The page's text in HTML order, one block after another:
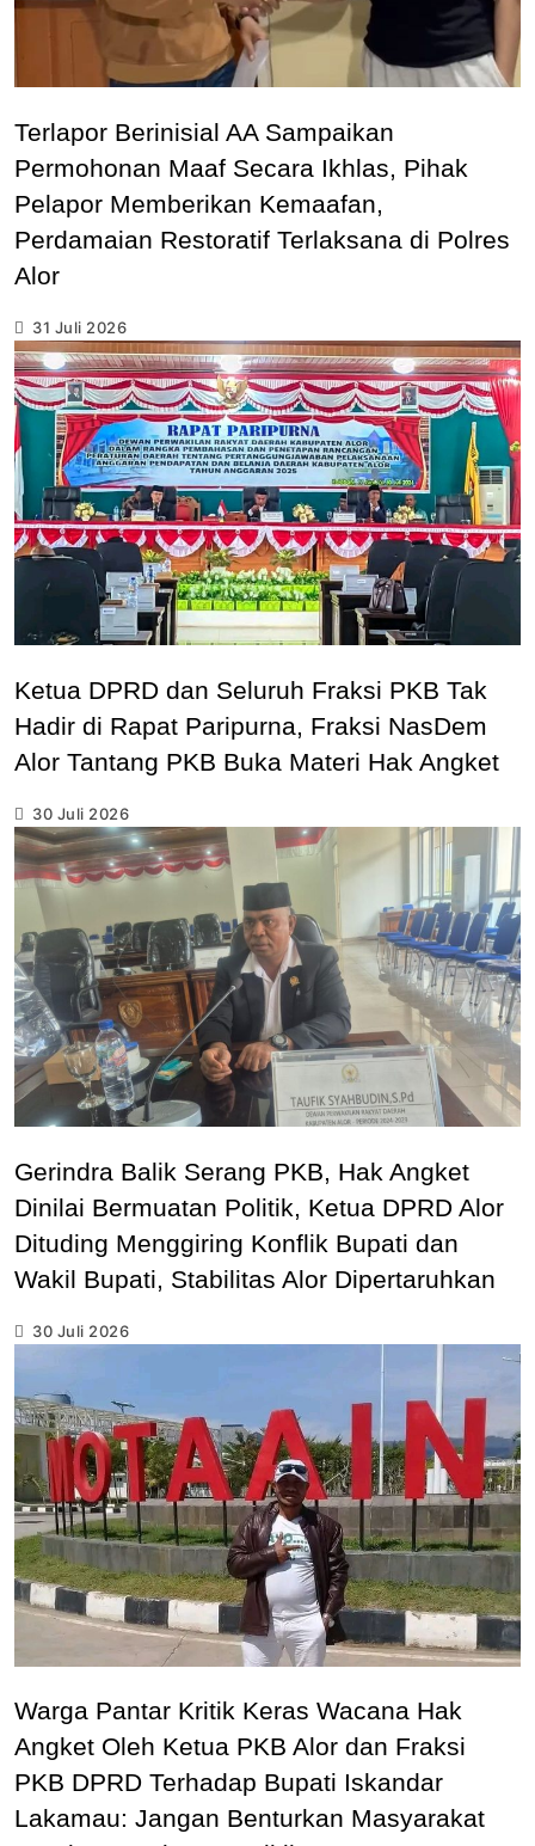
Terlapor Berinisial AA Sampaikan
Permohonan Maaf Secara Ikhlas, Pihak
Pelapor Memberikan Kemaafan,
Perdamaian Restoratif Terlaksana di Polres
Alor
31 Juli 2026
Ketua DPRD dan Seluruh Fraksi PKB Tak
Hadir di Rapat Paripurna, Fraksi NasDem
Alor Tantang PKB Buka Materi Hak Angket
30 Juli 2026
Gerindra Balik Serang PKB, Hak Angket
Dinilai Bermuatan Politik, Ketua DPRD Alor
Dituding Menggiring Konflik Bupati dan
Wakil Bupati, Stabilitas Alor Dipertaruhkan
30 Juli 2026
Warga Pantar Kritik Keras Wacana Hak
Angket Oleh Ketua PKB Alor dan Fraksi
PKB DPRD Terhadap Bupati Iskandar
Lakamau: Jangan Benturkan Masyarakat